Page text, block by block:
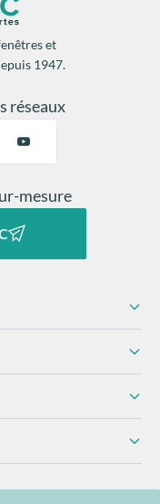
et
1947.
réseaux
mesure